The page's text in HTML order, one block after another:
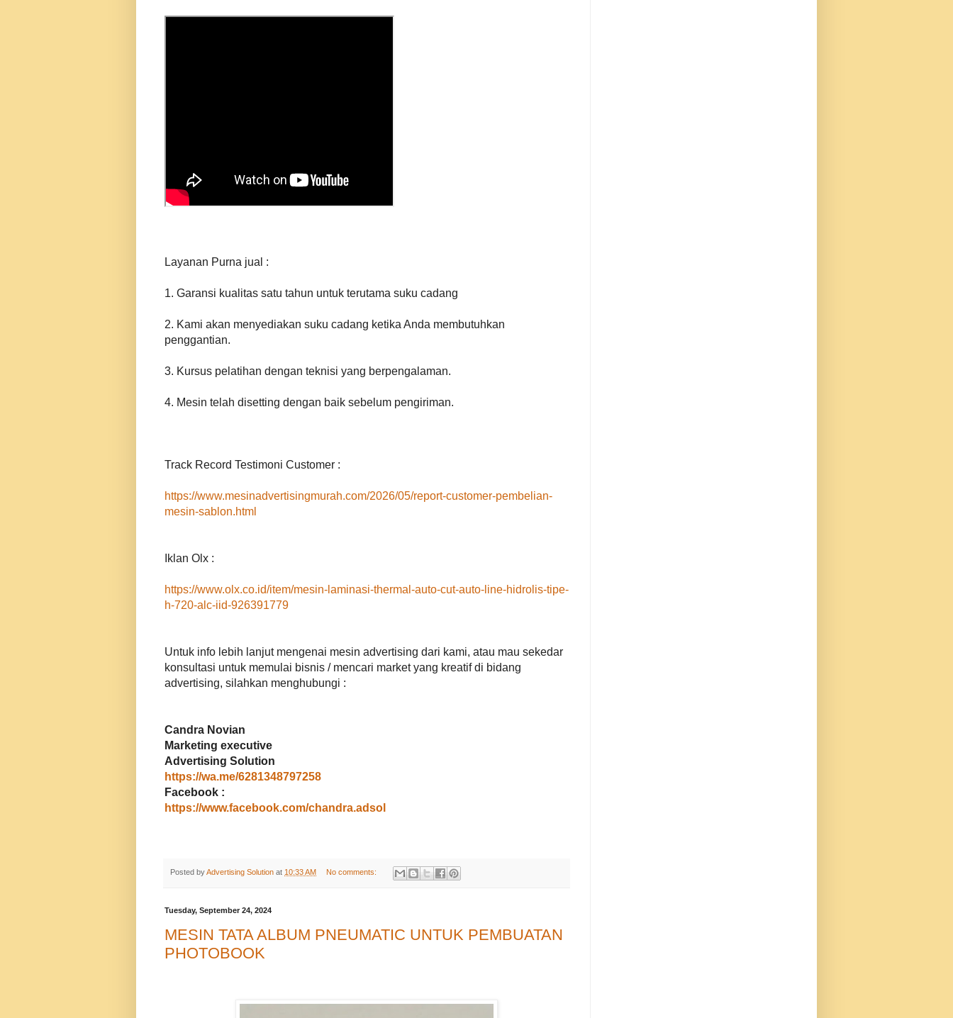
Layanan Purna jual :
1. Garansi kualitas satu tahun untuk terutama suku cadang
2. Kami akan menyediakan suku cadang ketika Anda membutuhkan
penggantian.
3. Kursus pelatihan dengan teknisi yang berpengalaman.
4. Mesin telah disetting dengan baik sebelum pengiriman.
Track Record Testimoni Customer :
https://www.mesinadvertisingmurah.com/2026/05/report-customer-pembelian-
mesin-sablon.html
Iklan Olx :
https://www.olx.co.id/item/mesin-laminasi-thermal-auto-cut-auto-line-hidrolis-tipe-
h-720-alc-iid-926391779
Untuk info lebih lanjut mengenai mesin advertising dari kami, atau mau sekedar
konsultasi untuk memulai bisnis / mencari market yang kreatif di bidang
advertising, silahkan menghubungi :
Candra Novian
Marketing executive
Advertising Solution
https://wa.me/6281348797258
Facebook :
https://www.facebook.com/chandra.adsol
Posted byAdvertising Solution at 10:33 AM No comments:
Tuesday, September 24, 2024
MESIN TATA ALBUM PNEUMATIC UNTUK PEMBUATAN
PHOTOBOOK